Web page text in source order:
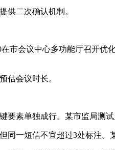
供二次确认机制。
在市会议中心多功能厅召开
估会议时长。
素单独成行。某市监局测
一短信不宜超过3处标注。